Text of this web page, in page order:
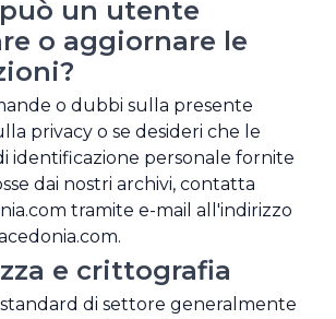
può un utente
o aggiornare le
o dubbi sulla presente
privacy o se desideri che le
identificazione personale fornite
dai nostri archivi, contatta
tramite e-mail all'indirizzo
.
e crittografia
di settore generalmente